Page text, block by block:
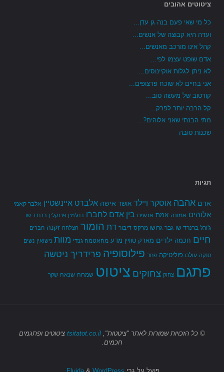
ציטוטים אהובים
כל מי שאי פעם בנה גן עדן...
ועדה היא קבוצה של אנשים...
קהל אינו מורכב מאנשים...
אדם שופט עצמו לפי...
לא ניתן לגלות אוקיינוסים...
אני בחיים לא שוכח פרצופים...
קורטוב של מעשה טוב...
קל הרבה יותר לפרק...
מתי הבנתי שאני אלוהים?...
שכנות טובה
תגיות
אדם אהבה אוסקר ויילד אושר אישה אלברט איינשטיין אלבר קאמי
אלוהים אמונה אמת אנשים בין אדם לחברו בנג'מין פרנקלין ברנרד שו
ג'ורג' ברנרד שו גבר גרושו מרקס דיבור דת הומור הצלחה זקנה חברים
חיים חכמה ילדים מארק טוויין מדע מהאטמה גנדי מוות נישואין נשים
סנקה עולם פוליטיקה פחד פילוסופיה פרידריך ניטשה
פתגם צחוק צחוקים ציטוט שמחה שנאה שקר
© כל הזכויות שמורות לאתר "ציטטות", tsitatot.co.il ציטוטים ופתגמים
חכמים.